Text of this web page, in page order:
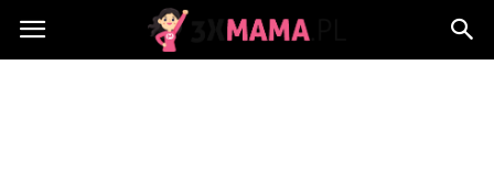
3xMama.pl